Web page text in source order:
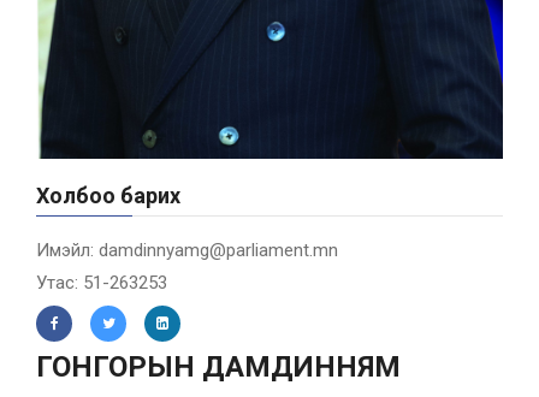
Холбоо барих
Имэйл: damdinnyamg@parliament.mn
Утас: 51-263253
ГОНГОРЫН ДАМДИННЯМ